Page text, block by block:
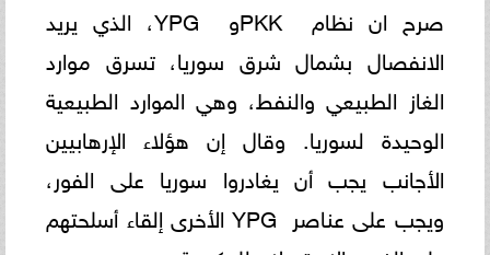
صرح ان نظام ‏PKK ‎و ‏YPG ‎، الذي يريد
الانفصال بشمال شرق سوريا، تسرق موارد
الغاز الطبيعي والنفط، وهي الموارد ‏الطبيعية
الوحيدة لسوريا. وقال إن هؤلاء الإرهابيين
الأجانب يجب أن يغادروا سوريا على الفور،
ويجب على عناصر ‏YPG ‎‏ ‏الأخرى إلقاء أسلحتهم